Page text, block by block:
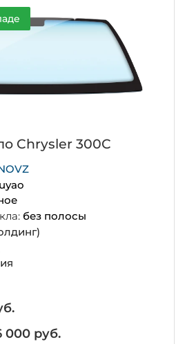
Chrysler 300C
без полосы
000 руб.